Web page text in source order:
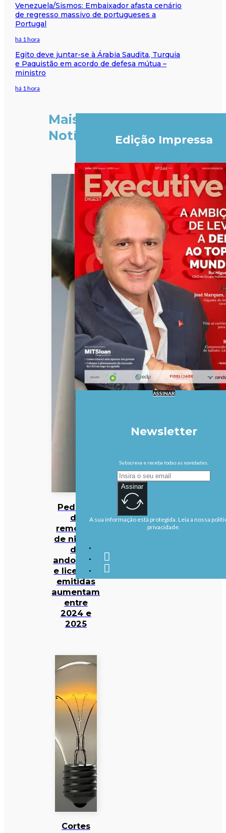
Venezuela/Sismos: Embaixador afasta cenário
de regresso massivo de portugueses a
Portugal
há 1 hora
Egito deve juntar-se à Árabia Saudita, Turquia
e Paquistão em acordo de defesa mútua –
ministro
há 1 hora
Mais
Notícias
Pedidos
de
remoção
de ninhos
de
andorinha
e licenças
emitidas
aumentam
entre
2024 e
2025
Cortes
Edição Impressa
ASSINAR
Newsletter
Subscreva e receba todas as novidades.
Assinar
A sua informação está protegida. Leia a nossa
privacidade.